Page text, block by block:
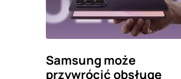
Samsung może
przywrócić obsługę